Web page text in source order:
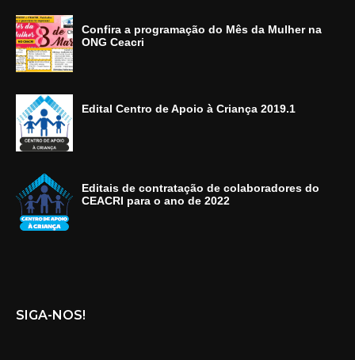
Confira a programação do Mês da Mulher na
ONG Ceacri
Edital Centro de Apoio à Criança 2019.1
Editais de contratação de colaboradores do
CEACRI para o ano de 2022
SIGA-NOS!